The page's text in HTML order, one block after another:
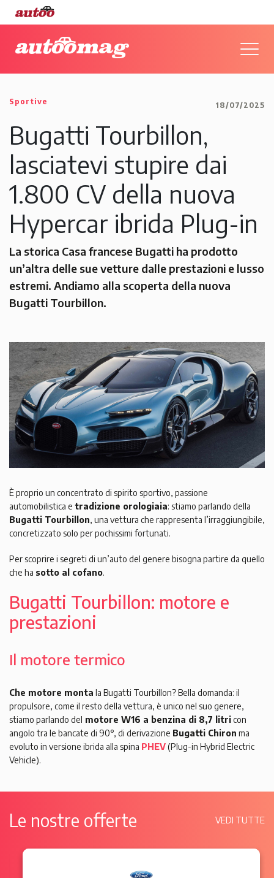
Sportive 18/07/2025
Bugatti Tourbillon,
lasciatevi stupire dai
1.800 CV della nuova
Hypercar ibrida Plug-in
La storica Casa francese Bugatti ha prodotto
un’altra delle sue vetture dalle prestazioni e lusso
estremi. Andiamo alla scoperta della nuova
Bugatti Tourbillon.
È proprio un concentrato di spirito sportivo, passione
automobilistica e tradizione orologiaia: stiamo parlando della
Bugatti Tourbillon, una vettura che rappresenta l’irraggiungibile,
concretizzato solo per pochissimi fortunati.
Per scoprire i segreti di un’auto del genere bisogna partire da quello
che ha sotto al cofano.
Bugatti Tourbillon: motore e
prestazioni
Il motore termico
Che motore monta la Bugatti Tourbillon? Bella domanda: il
propulsore, come il resto della vettura, è unico nel suo genere,
stiamo parlando del motore W16 a benzina di 8,7 litricon
angolo tra le bancate di 90°, di derivazione Bugatti Chiron ma
evoluto in versione ibrida alla spina PHEV(Plug-in Hybrid Electric
Vehicle).
Le nostre offerte VEDI TUTTE